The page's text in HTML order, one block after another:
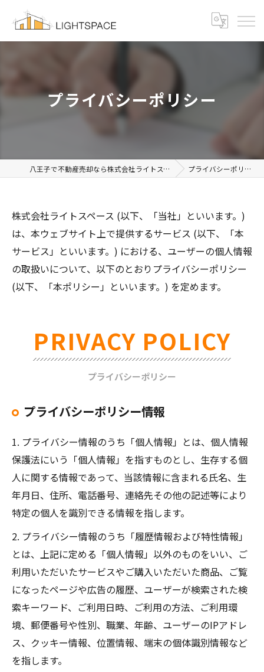
プライバシーポリシー
八王子で不動産売却なら株式会社ライトスペース プライバシーポリシー
株式会社ライトスペース (以下、「当社」といいます。)
は、本ウェブサイト上で提供するサービス (以下、「本
サービス」といいます。) における、ユーザーの個人情報
の取扱いについて、以下のとおりプライバシーポリシー
(以下、「本ポリシー」といいます。) を定めます。
プライバシーポリシー
PRIVACY POLICY
プライバシーポリシー情報
1. プライバシー情報のうち「個人情報」とは、個人情報
保護法にいう「個人情報」を指すものとし、生存する個
人に関する情報であって、当該情報に含まれる氏名、生
年月日、住所、電話番号、連絡先その他の記述等により
特定の個人を識別できる情報を指します。
2. プライバシー情報のうち「履歴情報および特性情報」
とは、上記に定める「個人情報」以外のものをいい、ご
利用いただいたサービスやご購入いただいた商品、ご覧
になったページや広告の履歴、ユーザーが検索された検
索キーワード、ご利用日時、ご利用の方法、ご利用環
境、郵便番号や性別、職業、年齢、ユーザーのIPアドレ
ス、クッキー情報、位置情報、端末の個体識別情報など
を指します。